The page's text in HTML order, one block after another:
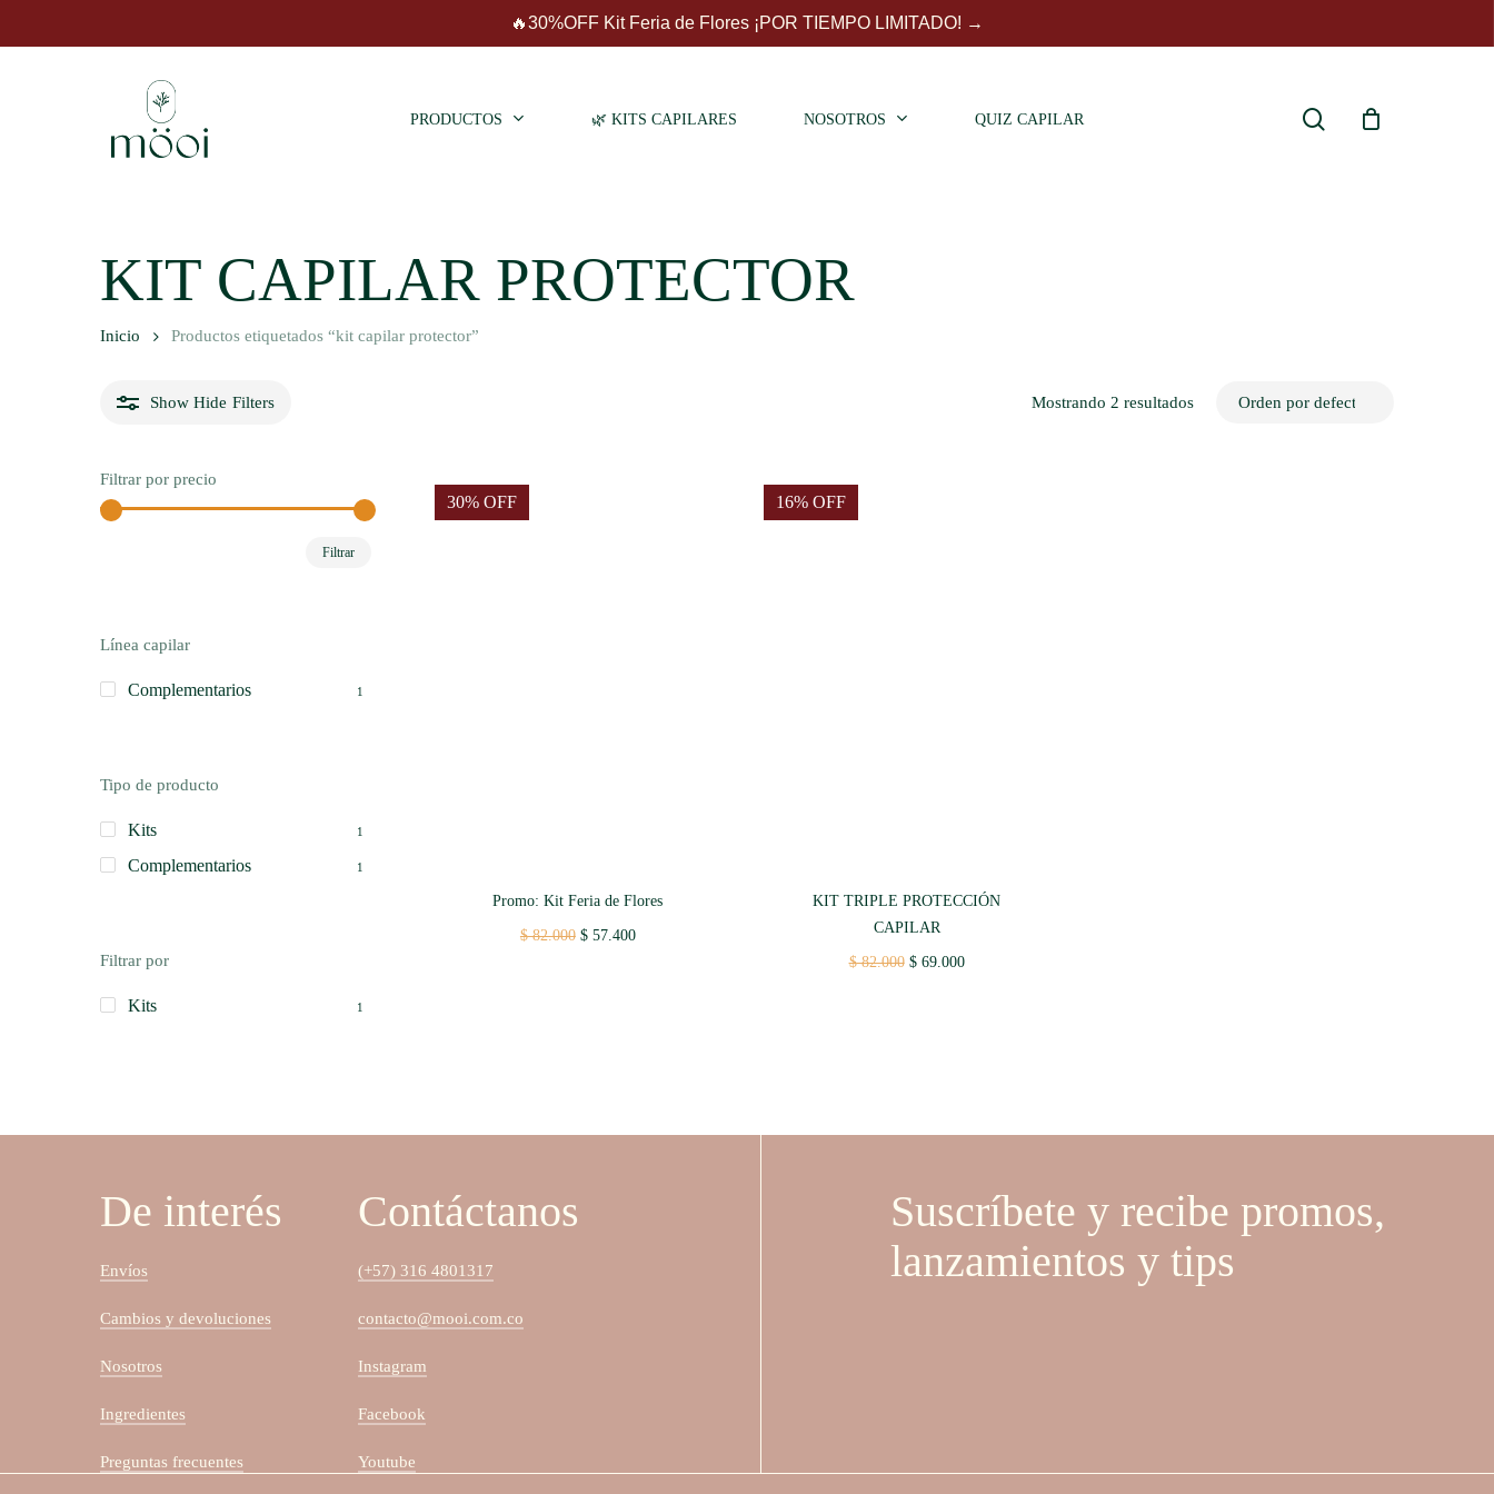
main
🔥30%OFF Kit Feria de Flores ¡POR TIEMPO LIMITADO! →
PRODUCTOS 🌿 KITS CAPILARES NOSOTROS QUIZ CAPILAR search
Carrito
Close
KIT CAPILAR PROTECTOR
Inicio Productos etiquetados “kit capilar protector”
Show Hide Filters Mostrando 2 resultados
Filtrar por precio
Filtrar
Línea capilar
Complementarios 1
Tipo de producto
Kits 1
Complementarios 1
Filtrar por
Kits 1
30% OFF
Promo: Kit Feria de Flores
$82.000 Original
$57.400Current
16% OFF
KIT TRIPLE PROTECCIÓN
CAPILAR
$82.000 Original
$69.000Current
De interés
Envíos
Cambios y devoluciones
Nosotros
Ingredientes
Preguntas frecuentes
Contáctanos
(+57) 316 4801317
contacto@mooi.com.co
Instagram
Facebook
Youtube
Suscríbete y recibe promos,
lanzamientos y tips